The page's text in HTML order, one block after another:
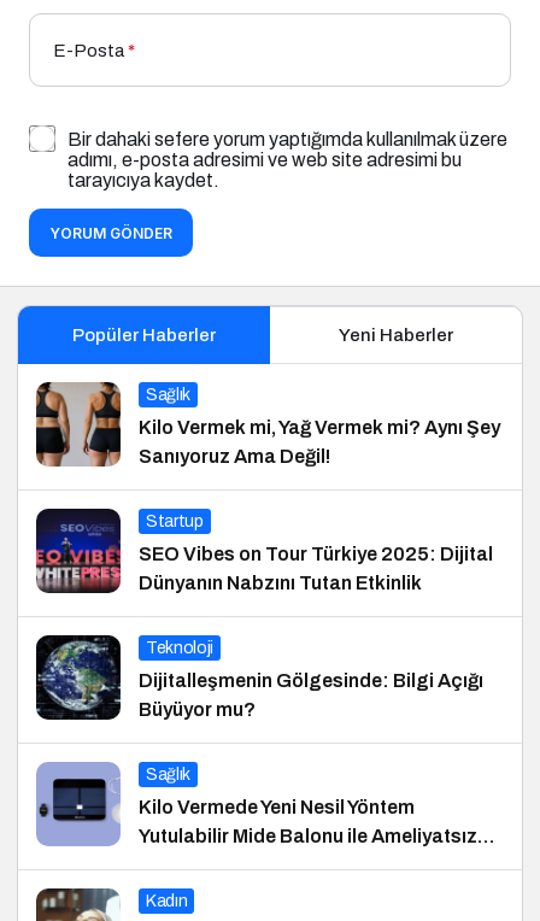
E-Posta*
Bir dahaki sefere yorum yaptığımda kullanılmak üzere
adımı, e-posta adresimi ve web site adresimi bu
tarayıcıya kaydet.
YORUM GÖNDER
Popüler Haberler Yeni Haberler
Sağlık
Kilo Vermek mi, Yağ Vermek mi? Aynı Şey
Sanıyoruz Ama Değil!
Startup
SEO Vibes on Tour Türkiye 2025: Dijital
Dünyanın Nabzını Tutan Etkinlik
Teknoloji
Dijitalleşmenin Gölgesinde: Bilgi Açığı
Büyüyor mu?
Sağlık
Kilo Vermede Yeni Nesil Yöntem
Yutulabilir Mide Balonu ile Ameliyatsız
Konforlu ve Hızlı Bir Çözüm
Kadın